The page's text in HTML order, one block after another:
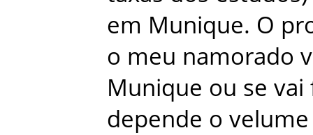
em Munique. O
o meu namorado
Munique ou se vai
depende o velume